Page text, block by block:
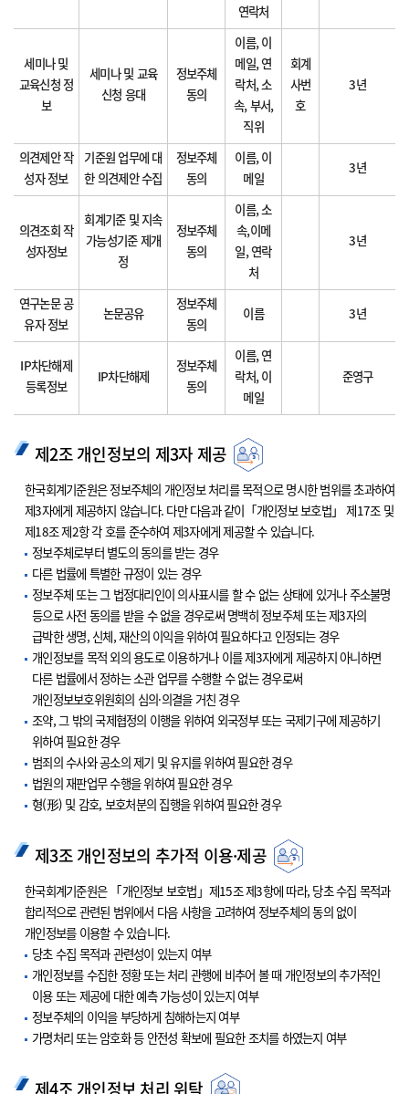
연락처
세미나 및
교육신청 정
보
세미나 및 교육
신청 응대
정보주체
동의
이름, 이
메일, 연
락처, 소
속, 부서,
직위
회계
사번
호
3년
의견제안 작
성자 정보
기준원 업무에 대
한 의견제안 수집
정보주체
동의
이름, 이
메일
3년
의견조회 작
성자정보
회계기준 및 지속
가능성기준 제개
정
정보주체
동의
이름, 소
속,이메
일, 연락
처
3년
연구논문 공
유자 정보
논문공유
정보주체
동의
이름 3년
IP차단해제
등록정보
IP차단해제
정보주체
동의
이름, 연
락처, 이
메일
준영구
제2조 개인정보의 제3자 제공
한국회계기준원은 정보주체의 개인정보 처리를 목적으로 명시한 범위를 초과하여
제3자에게 제공하지 않습니다. 다만 다음과 같이「개인정보 보호법」 제17조 및
제18조 제2항 각 호를 준수하여 제3자에게 제공할 수 있습니다.
정보주체로부터 별도의 동의를 받는 경우
다른 법률에 특별한 규정이 있는 경우
정보주체 또는 그 법정대리인이 의사표시를 할 수 없는 상태에 있거나 주소불명
등으로 사전 동의를 받을 수 없을 경우로써 명백히 정보주체 또는 제3자의
급박한 생명, 신체, 재산의 이익을 위하여 필요하다고 인정되는 경우
개인정보를 목적 외의 용도로 이용하거나 이를 제3자에게 제공하지 아니하면
다른 법률에서 정하는 소관 업무를 수행할 수 없는 경우로써
개인정보보호위원회의 심의·의결을 거친 경우
조약, 그 밖의 국제협정의 이행을 위하여 외국정부 또는 국제기구에 제공하기
위하여 필요한 경우
범죄의 수사와 공소의 제기 및 유지를 위하여 필요한 경우
법원의 재판업무 수행을 위하여 필요한 경우
형(形) 및 감호, 보호처분의 집행을 위하여 필요한 경우
제3조 개인정보의 추가적 이용·제공
한국회계기준원은 「개인정보 보호법」제15조 제3항에 따라, 당초 수집 목적과
합리적으로 관련된 범위에서 다음 사항을 고려하여 정보주체의 동의 없이
개인정보를 이용할 수 있습니다.
당초 수집 목적과 관련성이 있는지 여부
개인정보를 수집한 정황 또는 처리 관행에 비추어 볼 때 개인정보의 추가적인
이용 또는 제공에 대한 예측 가능성이 있는지 여부
정보주체의 이익을 부당하게 침해하는지 여부
가명처리 또는 암호화 등 안전성 확보에 필요한 조치를 하였는지 여부